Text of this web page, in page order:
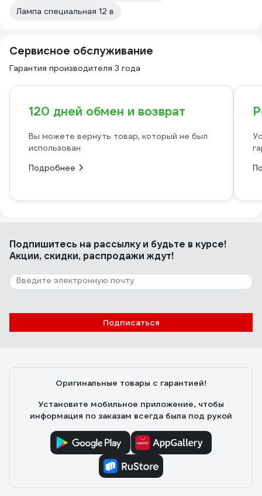
Лампа специальная 12 в
Сервисное обслуживание
Гарантия производителя 3 года
120 дней обмен и возврат
Вы можете вернуть товар, который не был
использован
Подробнее
Подпишитесь на рассылкуи будьте в курсе!
Акции, скидки, распродажи ждут!
Подписаться
Оригинальные товары с гарантией!
Установите мобильное приложение, чтобы
информация по заказам всегда была под рукой